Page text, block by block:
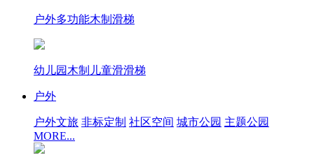
户外多功能木制滑梯
幼儿园木制儿童滑滑梯
户外
户外文旅 非标定制 社区空间 城市公园 主题公园
MORE...